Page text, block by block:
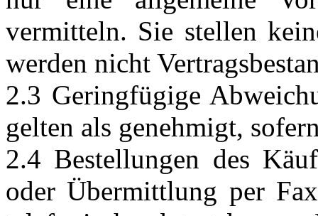
vermitteln. Sie stellen
werden nicht
2.3 Geringfügige
gelten als genehmigt,
2.4 Bestellungen des
oder Übermittlung per